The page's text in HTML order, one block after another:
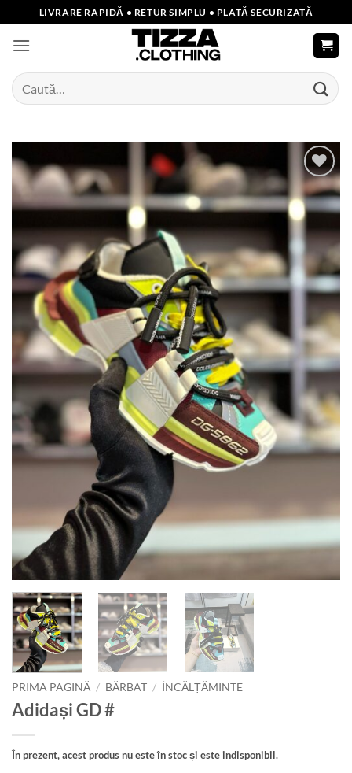
to
content
LIVRARE RAPIDĂ • RETUR SIMPLU • PLATĂ SECURIZATĂ
Caută
după:
Add to
wishlist
PRIMA PAGINĂ / BĂRBAT / ÎNCĂLȚĂMINTE
Adidași GD #
În prezent, acest produs nu este în stoc și este indisponibil.